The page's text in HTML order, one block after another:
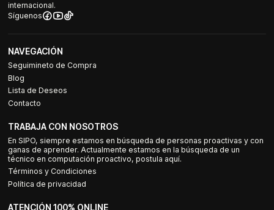
internacional.
Síguenos
NAVEGACIÓN
Seguimineto de Compra
Blog
Lista de Deseos
Contacto
TRABAJA CON NOSOTROS
En SIPO, siempre estamos en búsqueda de personas proactivas y con
ganas de aprender. Actualmente estamos en la búsqueda de un
técnico en computación proactivo, postula aquí.
Términos y Condiciones
Política de privacidad
ATENCIÓN 100% ONLINE